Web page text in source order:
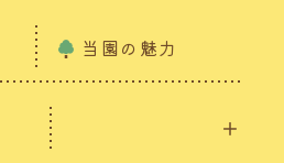
当園の魅力